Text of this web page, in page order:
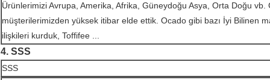
Ürünlerimizi Avrupa, Amerika, Afrika, Güneydoğu Asya, Orta Doğu
müşterilerimizden yüksek itibar elde ettik. Ocado gibi bazı İyi Bilinen
ilişkileri kurduk, Toffifee ...
4. SSS
SSS